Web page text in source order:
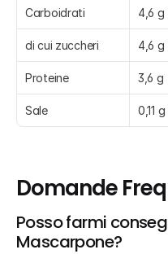
Carboidrati 4,6 g
di cui zuccheri 4,6 g
Proteine 3,6 g
Sale 0,11 g
Domande
Posso farmi
Mascarpone?